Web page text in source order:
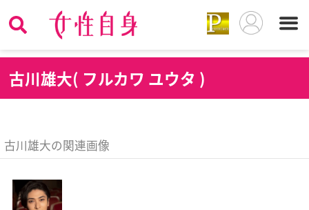
古川雄大( フルカワ ユウタ )
古川雄大の関連画像